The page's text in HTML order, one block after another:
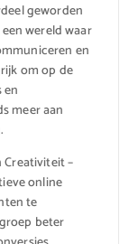
geworden
wereld waar
en
om op de
meer aan
–
online
te
beter